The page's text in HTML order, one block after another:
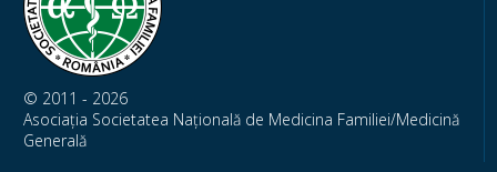
© 2011 - 2026
Asociația Societatea Națională de Medicina Familiei/Medicină
Generală